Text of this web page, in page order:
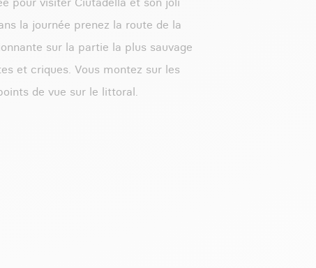
la journée prenez la route de la
sur la partie la plus sauvage
et criques. Vous montez sur les
de vue sur le littoral.